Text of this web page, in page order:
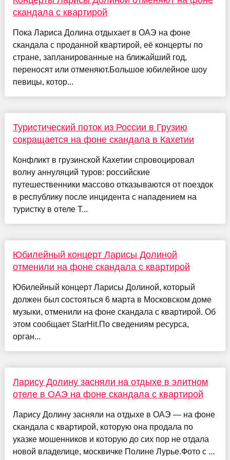
скандала с квартирой
Пока Лариса Долина отдыхает в ОАЭ на фоне
скандала с проданной квартирой, её концерты по
стране, запланированные на ближайший год,
переносят или отменяют.Большое юбилейное шоу
певицы, котор...
Туристический поток из России в Грузию
сокращается на фоне скандала в Кахетии
Конфликт в грузинской Кахетии спровоцировал
волну аннуляций туров: российские
путешественники массово отказываются от поездок
в республику после инцидента с нападением на
туристку в отеле Т...
Юбилейный концерт Ларисы Долиной
отменили на фоне скандала с квартирой
Юбилейный концерт Ларисы Долиной, который
должен был состояться 6 марта в Московском доме
музыки, отменили на фоне скандала с квартирой. Об
этом сообщает StarHit.По сведениям ресурса,
орган...
Ларису Долину засняли на отдыхе в элитном
отеле в ОАЭ на фоне скандала с квартирой
Ларису Долину засняли на отдыхе в ОАЭ — на фоне
скандала с квартирой, которую она продала по
указке мошенников и которую до сих пор не отдала
новой владелице, москвичке Полине Лурье.Фото с ...